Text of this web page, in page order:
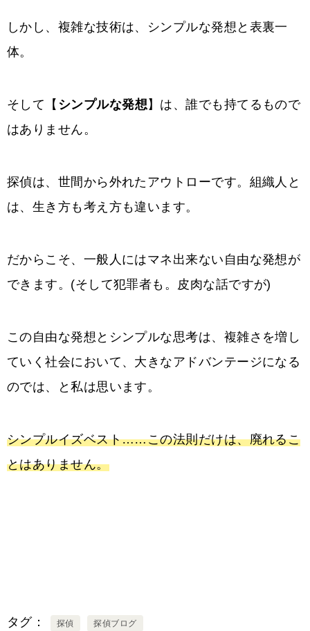
しかし、複雑な技術は、シンプルな発想と表裏一
体。
そして【 シンプルな発想】は、誰でも持てるもので
はありません。
探偵は、世間から外れたアウトローです。組織人と
は、生き方も考え方も違います。
だからこそ、一般人にはマネ出来ない自由な発想が
できます。(そして犯罪者も。皮肉な話ですが)
この自由な発想とシンプルな思考は、複雑さを増し
ていく社会において、大きなアドバンテージになる
のでは、と私は思います。
シンプルイズベスト……この法則だけは、廃れるこ
とはありません。
タグ 探偵 探偵ブログ